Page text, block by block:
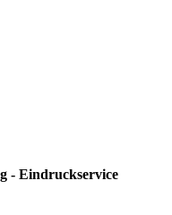
- Eindruckservice